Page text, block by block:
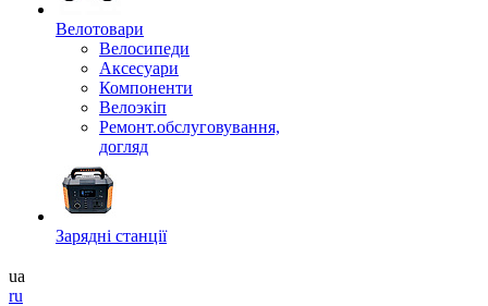
Велотовари
Велосипеди
Аксесуари
Компоненти
Велоэкіп
Ремонт.обслуговування,
догляд
Зарядні станції
ua
ru